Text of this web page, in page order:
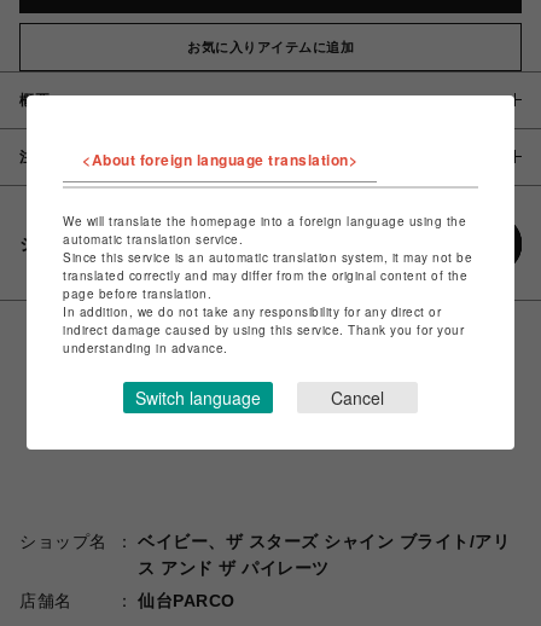
お気に入りアイテムに追加
概要
注意事項
シェアする
ショップ名
ベイビー、ザ スターズ シャイン ブライト/アリ
ス アンド ザ パイレーツ
店舗名
仙台PARCO
<About foreign language translation>
We will translate the homepage into a foreign language using the
automatic translation service.
Since this service is an automatic translation system, it may not be
translated correctly and may differ from the original content of the
page before translation.
In addition, we do not take any responsibility for any direct or
indirect damage caused by using this service. Thank you for your
understanding in advance.
Switch language Cancel